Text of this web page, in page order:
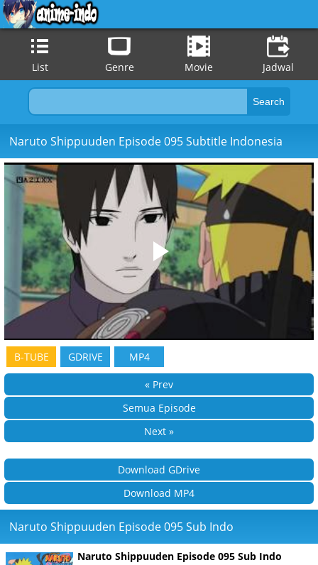
List Genre Movie Jadwal
Naruto Shippuuden Episode 095 Subtitle Indonesia
B-TUBE GDRIVE MP4
« Prev
Semua Episode
Next »
Download GDrive
Download MP4
Naruto Shippuuden Episode 095 Sub Indo
Naruto Shippuuden Episode 095 Sub Indo